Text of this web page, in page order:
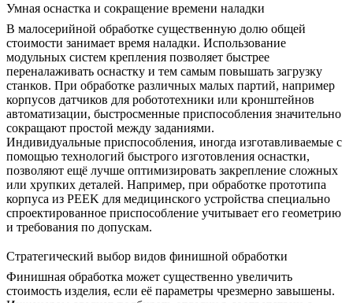
Умная оснастка и сокращение времени наладки
В малосерийной обработке существенную долю общей
стоимости занимает время наладки. Использование
модульных систем крепления позволяет быстрее
переналаживать оснастку и тем самым повышать загрузку
станков. При обработке различных малых партий, например
корпусов датчиков для робототехники или кронштейнов
автоматизации, быстросменные приспособления значительно
сокращают простой между заданиями.
Индивидуальные приспособления, иногда изготавливаемые с
помощью технологий быстрого изготовления оснастки,
позволяют ещё лучше оптимизировать закрепление сложных
или хрупких деталей. Например, при обработке прототипа
корпуса из PEEK для медицинского устройства специально
спроектированное приспособление учитывает его геометрию
и требования по допускам.
Стратегический выбор видов финишной обработки
Финишная обработка может существенно увеличить
стоимость изделия, если её параметры чрезмерно завышены.